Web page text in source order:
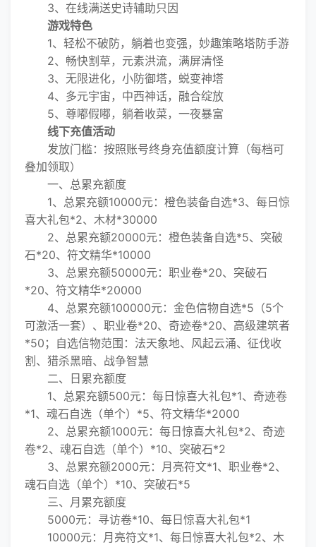
3、在线满送史诗辅助只因
游戏特色
1、轻松不破防，躺着也变强，妙趣策略塔防手游
2、畅快割草，元素洪流，满屏清怪
3、无限进化，小防御塔，蜕变神塔
4、多元宇宙，中西神话，融合绽放
5、尊嘟假嘟，躺着收菜，一夜暴富
线下充值活动
发放门槛：按照账号终身充值额度计算（每档可
叠加领取）
一、总累充额度
1、总累充额10000元：橙色装备自选*3、每日惊
喜大礼包*2、木材*30000
2、总累充额20000元：橙色装备自选*5、突破
石*20、符文精华*10000
3、总累充额50000元：职业卷*20、突破石
*20、符文精华*20000
4、总累充额100000元：金色信物自选*5（5个
可激活一套）、职业卷*20、奇迹卷*20、高级建筑者
*50；自选信物范围：法天象地、风起云涌、征伐收
割、猎杀黑暗、战争智慧
二、日累充额度
1、总累充额500元：每日惊喜大礼包*1、奇迹卷
*1、魂石自选（单个）*5、符文精华*2000
2、总累充额1000元：每日惊喜大礼包*2、奇迹
卷*2、魂石自选（单个）*10、突破石*2
3、总累充额2000元：月亮符文*1、职业卷*2、
魂石自选（单个）*10、突破石*5
三、月累充额度
5000元：寻访卷*10、每日惊喜大礼包*1
10000元：月亮符文*1、每日惊喜大礼包*2、木